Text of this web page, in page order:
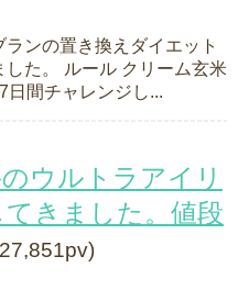
ンの置き換えダイエット
た。 ルール クリーム玄米
日間チャレンジし...
ウルトラアイリ
きました。値段